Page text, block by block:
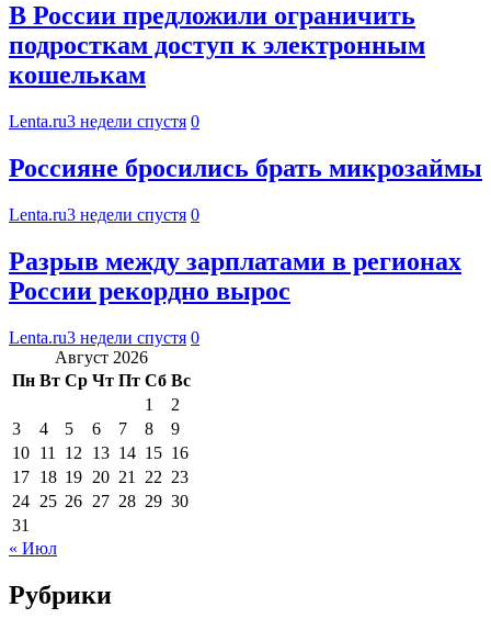
В России предложили ограничить
подросткам доступ к электронным
кошелькам
Lenta.ru3 недели спустя 0
Россияне бросились брать микрозаймы
Lenta.ru3 недели спустя 0
Разрыв между зарплатами в регионах
России рекордно вырос
Lenta.ru3 недели спустя 0
Август 2026
Пн Вт Ср Чт Пт Сб Вс
1
2
3
4 5 6 7 8
9
10 11 12 13 14 15 16
17 18 19 20 21 22 23
24 25 26 27 28 29 30
31
« Июл
Рубрики